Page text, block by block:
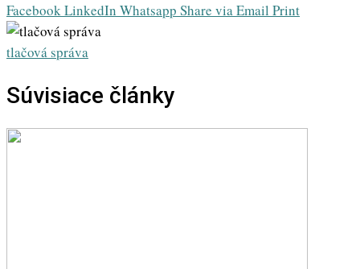
FacebookLinkedIn Whatsapp Share via Email Print
tlačová správa
Súvisiace články